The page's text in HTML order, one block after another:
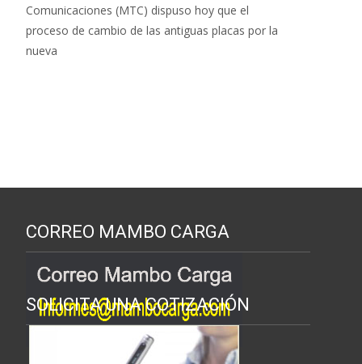
Comunicaciones (MTC) dispuso hoy que el
proceso de cambio de las antiguas placas por la
nueva
CORREO MAMBO CARGA
SOLICITA UNA COTIZACIÓN